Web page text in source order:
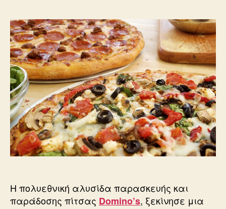
Αυστραλίας
δημιουργεί
την
πρώτη
Social
Pizza
H πολυεθνική αλυσίδα παρασκευής και
παράδοσης πίτσας Domino’s, ξεκίνησε μια